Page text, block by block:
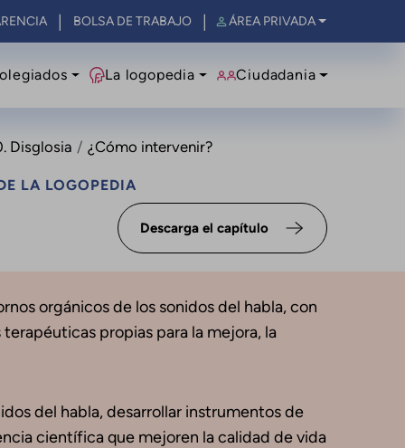
BOLSA DE TRABAJO ÁREA PRIVADA
La logopedia Ciudadania
Disglosia ¿Cómo intervenir?
LA LOGOPEDIA
Descarga el capítulo
orgánicos de los sonidos del habla, con
propias para la mejora, la
del habla, desarrollar instrumentos de
científica que mejoren la calidad de vida